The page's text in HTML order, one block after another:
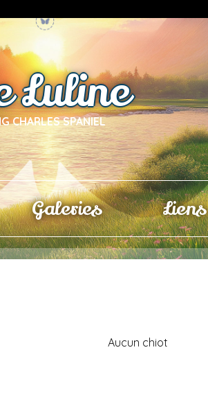
Luline
CHARLES SPANIEL
Galeries Liens
Aucun chiot